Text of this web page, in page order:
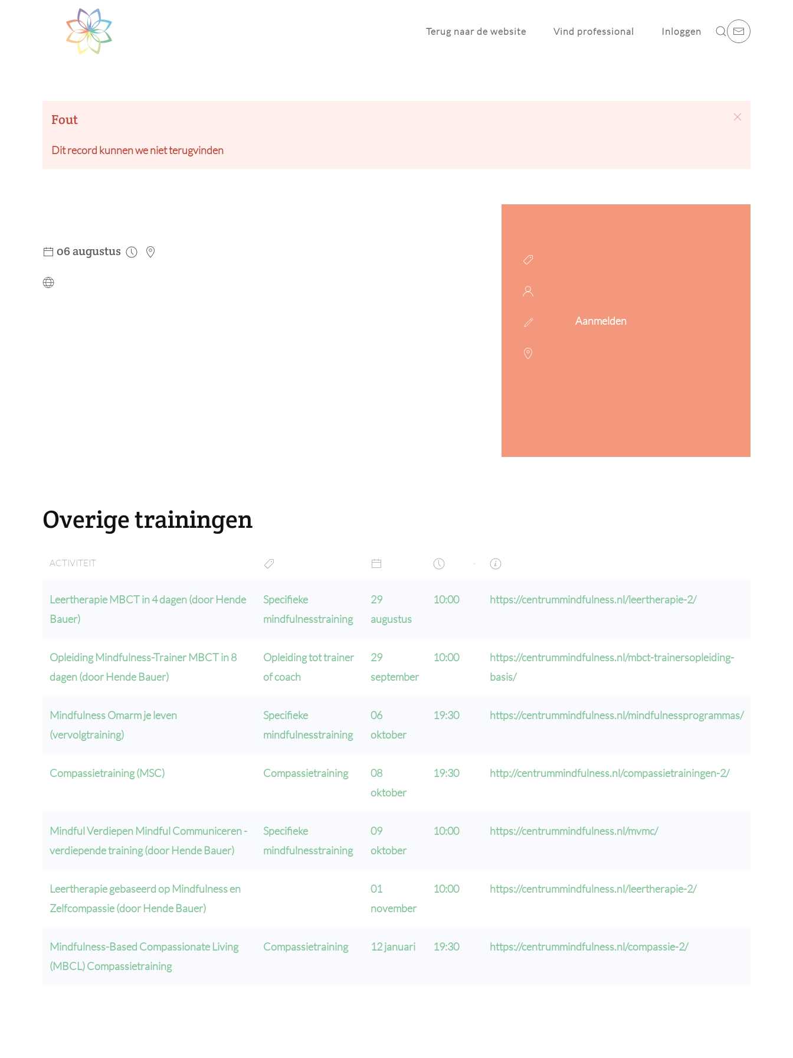
Skip to main content Terug naar de website Vind professional Inloggen
Fout
Dit record kunnen we niet terugvinden
06 augustus
Aanmelden
Overige trainingen
ACTIVITEIT
Leertherapie MBCT in 4 dagen (door Hende
Bauer)
Specifieke
mindfulnesstraining
29
augustus
10:00 https://centrummindfulness.nl/leertherapie-2/
Opleiding Mindfulness-Trainer MBCT in 8
dagen (door Hende Bauer)
Opleiding tot trainer
of coach
29
september
10:00
https://centrummindfulness.nl/mbct-trainersopleiding-
basis/
Mindfulness Omarm je leven
(vervolgtraining)
Specifieke
mindfulnesstraining
06
oktober
19:30 https://centrummindfulness.nl/mindfulnessprogrammas/
Compassietraining (MSC) Compassietraining
08
oktober
19:30 http://centrummindfulness.nl/compassietrainingen-2/
Mindful Verdiepen Mindful Communiceren -
verdiepende training (door Hende Bauer)
Specifieke
mindfulnesstraining
09
oktober
10:00 https://centrummindfulness.nl/mvmc/
Leertherapie gebaseerd op Mindfulness en
Zelfcompassie (door Hende Bauer)
01
november
10:00 https://centrummindfulness.nl/leertherapie-2/
Mindfulness-Based Compassionate Living
(MBCL) Compassietraining
Compassietraining 12 januari 19:30 https://centrummindfulness.nl/compassie-2/